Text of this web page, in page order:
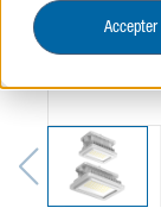
Accepter